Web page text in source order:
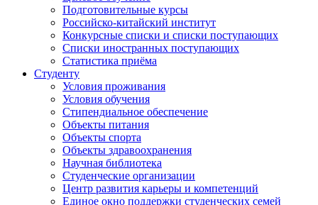
Подготовительные курсы
Российско-китайский институт
Конкурсные списки и списки поступающих
Списки иностранных поступающих
Статистика приёма
Студенту
Условия проживания
Условия обучения
Стипендиальное обеспечение
Объекты питания
Объекты спорта
Объекты здравоохранения
Научная библиотека
Студенческие организации
Центр развития карьеры и компетенций
Единое окно поддержки студенческих семей